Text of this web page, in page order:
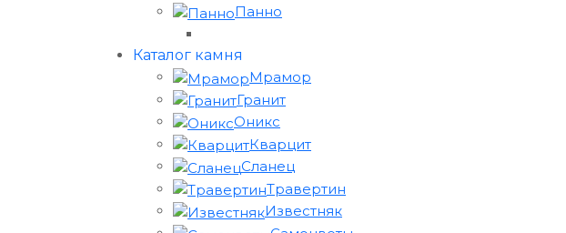
Панно
Каталог камня
Мрамор
Гранит
Оникс
Кварцит
Сланец
Травертин
Известняк